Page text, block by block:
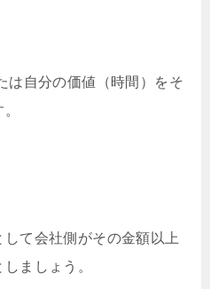
は自分の価値（時間）をそ
て会社側がその金額以上
ましょう。